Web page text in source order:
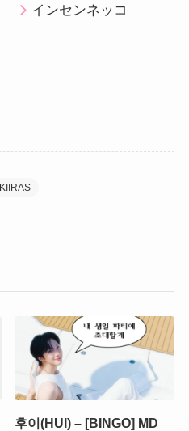
インセンネッコ
KIIRAS
후이(HUI) – [BINGO] MD